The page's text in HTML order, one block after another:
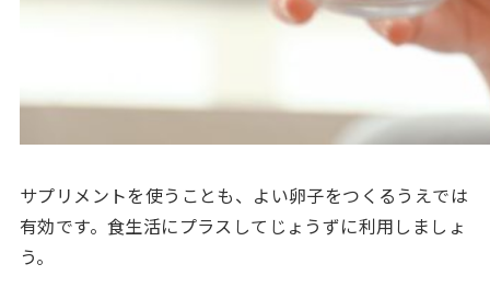
サプリメントを使うことも、よい卵子をつくるうえでは
有効です。食生活にプラスしてじょうずに利用しましょ
う。